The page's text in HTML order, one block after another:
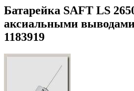
Батарейка SAFT LS
аксиальными
1183919